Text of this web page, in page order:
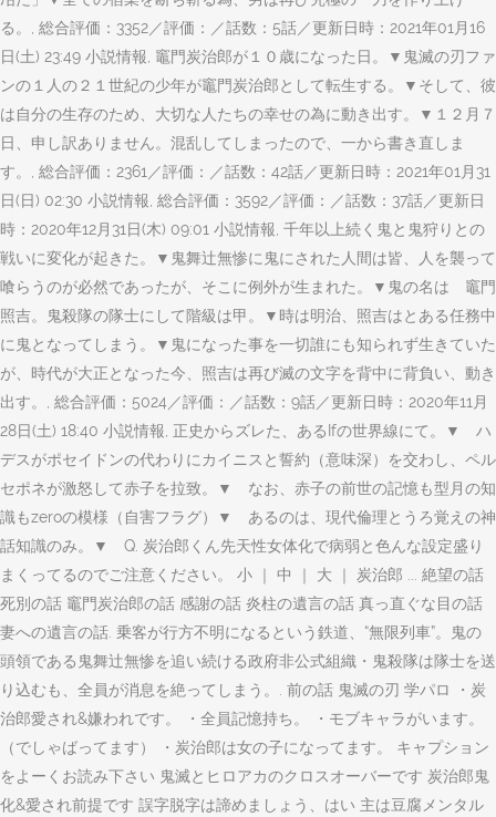
る。, 総合評価：3352／評価：／話数：5話／更新日時：2021年01月16
日(土) 23:49 小説情報, 竈門炭治郎が１０歳になった日。▼鬼滅の刃ファ
ンの１人の２１世紀の少年が竈門炭治郎として転生する。▼そして、彼
は自分の生存のため、大切な人たちの幸せの為に動き出す。▼１２月７
日、申し訳ありません。混乱してしまったので、一から書き直しま
す。, 総合評価：2361／評価：／話数：42話／更新日時：2021年01月31
日(日) 02:30 小説情報, 総合評価：3592／評価：／話数：37話／更新日
時：2020年12月31日(木) 09:01 小説情報, 千年以上続く鬼と鬼狩りとの
戦いに変化が起きた。▼鬼舞辻無惨に鬼にされた人間は皆、人を襲って
喰らうのが必然であったが、そこに例外が生まれた。▼鬼の名は 竈門
照吉。鬼殺隊の隊士にして階級は甲。▼時は明治、照吉はとある任務中
に鬼となってしまう。▼鬼になった事を一切誰にも知られず生きていた
が、時代が大正となった今、照吉は再び滅の文字を背中に背負い、動き
出す。, 総合評価：5024／評価：／話数：9話／更新日時：2020年11月
28日(土) 18:40 小説情報, 正史からズレた、あるIfの世界線にて。▼ ハ
デスがポセイドンの代わりにカイニスと誓約（意味深）を交わし、ペル
セポネが激怒して赤子を拉致。▼ なお、赤子の前世の記憶も型月の知
識もzeroの模様（自害フラグ）▼ あるのは、現代倫理とうろ覚えの神
話知識のみ。▼ Q. 炭治郎くん先天性女体化で病弱と色んな設定盛り
まくってるのでご注意ください。 小 ｜ 中 ｜ 大 ｜ 炭治郎 ... 絶望の話
死別の話 竈門炭治郎の話 感謝の話 炎柱の遺言の話 真っ直ぐな目の話
妻への遺言の話. 乗客が行方不明になるという鉄道、“無限列車”。鬼の
頭領である鬼舞辻無惨を追い続ける政府非公式組織・鬼殺隊は隊士を送
り込むも、全員が消息を絶ってしまう。. 前の話 鬼滅の刃 学パロ ・炭
治郎愛され&嫌われです。 ・全員記憶持ち。 ・モブキャラがいます。
（でしゃばってます） ・炭治郎は女の子になってます。 キャプション
をよーくお読み下さい 鬼滅とヒロアカのクロスオーバーです 炭治郎鬼
化&愛され前提です 誤字脱字は諦めましょう、はい 主は豆腐メンタル